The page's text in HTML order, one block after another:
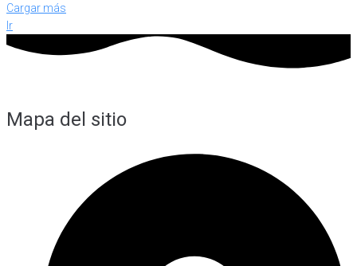
Cargar más
Ir
Mapa del sitio